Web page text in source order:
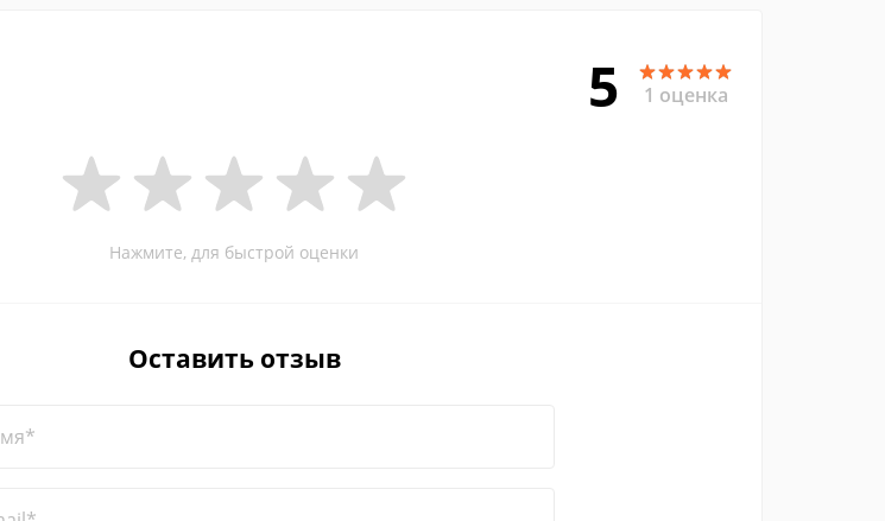
5 1 оценка
Нажмите, для быстрой оценки
Оставить отзыв